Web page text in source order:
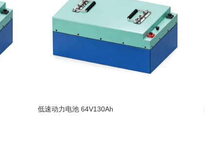
低速动力电池 64V130Ah